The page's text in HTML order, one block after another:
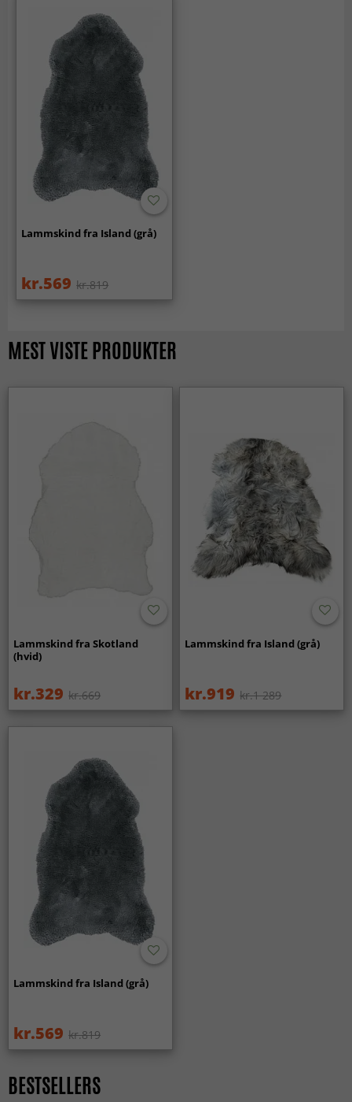
Lammskind fra Island (grå)
kr.569 kr.819
MEST VISTE PRODUKTER
Lammskind fra Skotland
(hvid)
kr.329 kr.669
Lammskind fra Island (grå)
kr.919 kr.1 289
Lammskind fra Island (grå)
kr.569 kr.819
BESTSELLERS